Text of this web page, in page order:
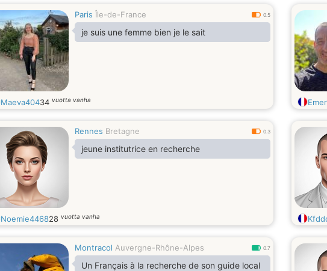
Paris Île-de-France 0.5
je suis une femme bien je le sait
Maeva40434 vuotta vanha
Rennes Bretagne 0.3
jeune institutrice en recherche
Noemie446828 vuotta vanha
Montracol Auvergne-Rhône-Alpes 0.7
Un Français à la recherche de son guide local